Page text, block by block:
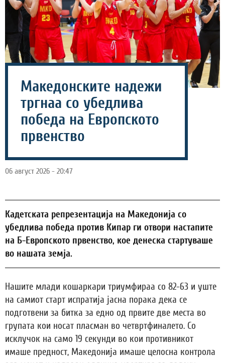
Македонските надежи
тргнаа со убедлива
победа на Европското
првенство
06 август 2026 - 20:47
Кадетската репрезентација на Македонија со
убедлива победа против Кипар ги отвори настапите
на Б-Европското првенство, кое денеска стартуваше
во нашата земја.
Нашите млади кошаркари триумфираа со 82-63 и уште
на самиот старт испратија јасна порака дека се
подготвени за битка за едно од првите две места во
групата кои носат пласман во четвртфиналето. Со
исклучок на само 19 секунди во кои противникот
имаше предност, Македонија имаше целосна контрола